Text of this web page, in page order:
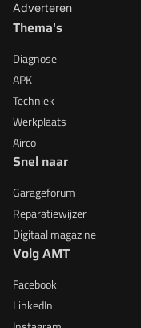
Adverteren
Thema's
Diagnose
APK
Techniek
Werkplaats
Airco
Snel naar
Garageforum
Reparatiewijzer
Digitaal magazine
Volg AMT
Facebook
LinkedIn